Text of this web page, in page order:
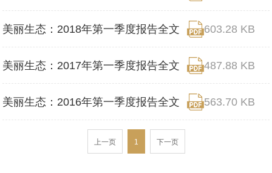
2019-04-30
美丽生态：2018年第一季度报告全文 603.28 KB
2018-04-27
美丽生态：2017年第一季度报告全文 487.88 KB
2017-04-28
美丽生态：2016年第一季度报告全文 563.70 KB
上一页 1 下一页